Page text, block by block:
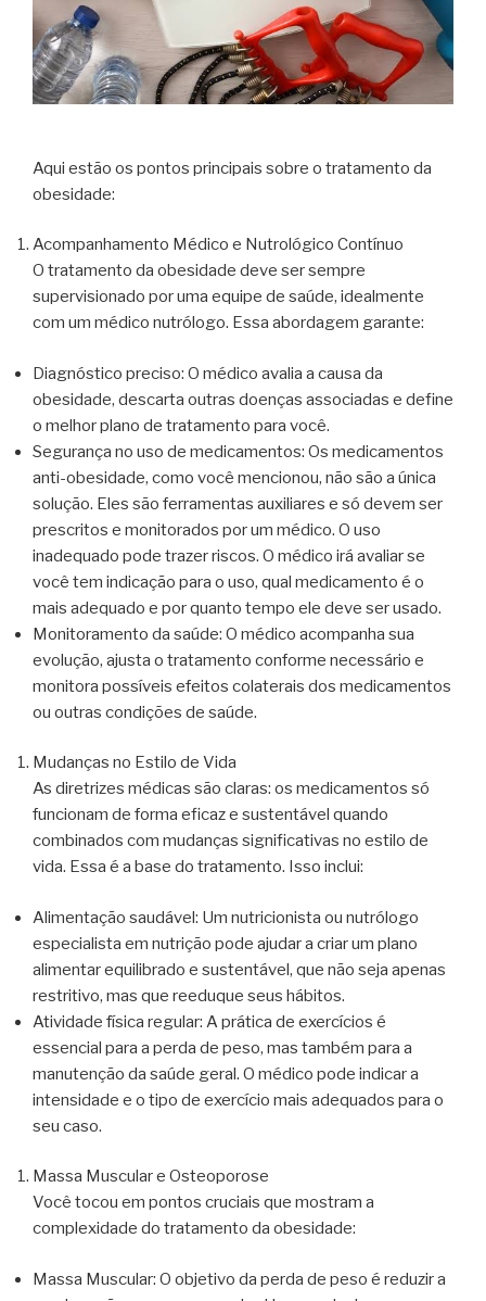
Aqui estão os pontos principais sobre o tratamento da
obesidade:
Acompanhamento Médico e Nutrológico Contínuo
O tratamento da obesidade deve ser sempre
supervisionado por uma equipe de saúde, idealmente
com um médico nutrólogo. Essa abordagem garante:
Diagnóstico preciso: O médico avalia a causa da
obesidade, descarta outras doenças associadas e define
o melhor plano de tratamento para você.
Segurança no uso de medicamentos: Os medicamentos
anti-obesidade, como você mencionou, não são a única
solução. Eles são ferramentas auxiliares e só devem ser
prescritos e monitorados por um médico. O uso
inadequado pode trazer riscos. O médico irá avaliar se
você tem indicação para o uso, qual medicamento é o
mais adequado e por quanto tempo ele deve ser usado.
Monitoramento da saúde: O médico acompanha sua
evolução, ajusta o tratamento conforme necessário e
monitora possíveis efeitos colaterais dos medicamentos
ou outras condições de saúde.
Mudanças no Estilo de Vida
As diretrizes médicas são claras: os medicamentos só
funcionam de forma eficaz e sustentável quando
combinados com mudanças significativas no estilo de
vida. Essa é a base do tratamento. Isso inclui:
Alimentação saudável: Um nutricionista ou nutrólogo
especialista em nutrição pode ajudar a criar um plano
alimentar equilibrado e sustentável, que não seja apenas
restritivo, mas que reeduque seus hábitos.
Atividade física regular: A prática de exercícios é
essencial para a perda de peso, mas também para a
manutenção da saúde geral. O médico pode indicar a
intensidade e o tipo de exercício mais adequados para o
seu caso.
Massa Muscular e Osteoporose
Você tocou em pontos cruciais que mostram a
complexidade do tratamento da obesidade:
Massa Muscular: O objetivo da perda de peso é reduzir a